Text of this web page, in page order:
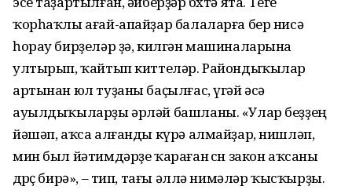
ҡорһаҡлы ағай-апайҙар балаларға бер нисә
һорау бирҙеләр ҙә, килгән машиналарына
ултырып, ҡайтып киттеләр. Райондыҡылар
артынан юл туҙаны баҫылғас, үгәй әсә
ауылдыҡыларҙы әрләй башланы. «Улар беҙҙең
йәшәп, аҡса алғанды күрә алмайҙар, нишләп,
мин был йәтимдәрҙе ҡараған өсөн закон аҡсаны
дөрөҫ бирә», – тип, тағы әллә нимәләр ҡысҡырҙы.